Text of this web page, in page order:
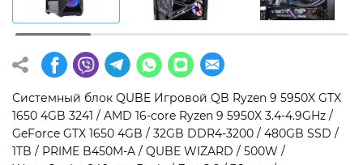
Операционная система
Windows 11 Home
Windows 11 Pro
Без ОС
Тип накопителя
SSD
HDD
SSD + HDD
Системный блок QUBE Игровой QB Ryzen 9 5950X GTX
1650 4GB 3241 / AMD 16-core Ryzen 9 5950X 3.4-4.9GHz /
GeForce GTX 1650 4GB / 32GB DDR4-3200 / 480GB SSD /
1TB / PRIME B450M-A / QUBE WIZARD / 500W /